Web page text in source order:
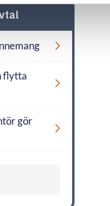
flytta
gör